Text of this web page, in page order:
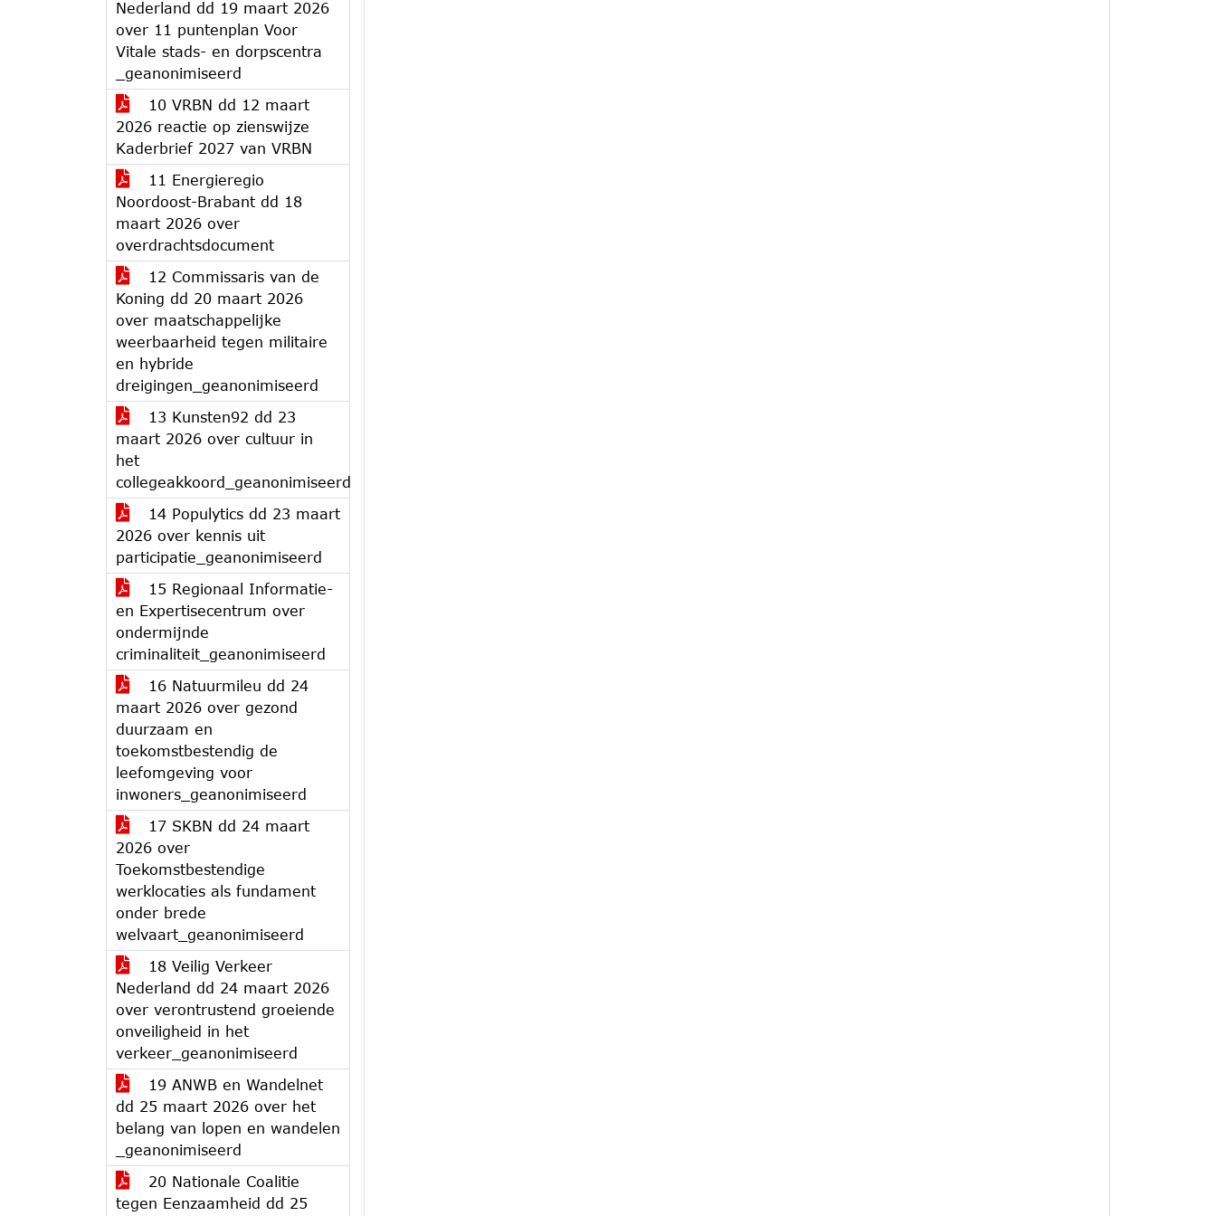
Nederland dd 19 maart 2026
over 11 puntenplan Voor
Vitale stads- en dorpscentra
_geanonimiseerd
10 VRBN dd 12 maart
2026 reactie op zienswijze
Kaderbrief 2027 van VRBN
11 Energieregio
Noordoost-Brabant dd 18
maart 2026 over
overdrachtsdocument
12 Commissaris van de
Koning dd 20 maart 2026
over maatschappelijke
weerbaarheid tegen militaire
en hybride
dreigingen_geanonimiseerd
13 Kunsten92 dd 23
maart 2026 over cultuur in
het
collegeakkoord_geanonimiseerd
14 Populytics dd 23 maart
2026 over kennis uit
participatie_geanonimiseerd
15 Regionaal Informatie-
en Expertisecentrum over
ondermijnde
criminaliteit_geanonimiseerd
16 Natuurmileu dd 24
maart 2026 over gezond
duurzaam en
toekomstbestendig de
leefomgeving voor
inwoners_geanonimiseerd
17 SKBN dd 24 maart
2026 over
Toekomstbestendige
werklocaties als fundament
onder brede
welvaart_geanonimiseerd
18 Veilig Verkeer
Nederland dd 24 maart 2026
over verontrustend groeiende
onveiligheid in het
verkeer_geanonimiseerd
19 ANWB en Wandelnet
dd 25 maart 2026 over het
belang van lopen en wandelen
_geanonimiseerd
20 Nationale Coalitie
tegen Eenzaamheid dd 25